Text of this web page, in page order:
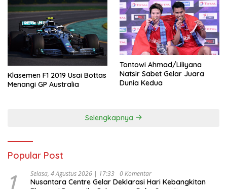
Klasemen F1 2019 Usai Bottas
Menangi GP Australia
Tontowi Ahmad/Liliyana
Natsir Sabet Gelar Juara
Dunia Kedua
Selengkapnya
Popular Post
1 Selasa, 4 Agustus 2026 | 17:33 0 Komentar
Nusantara Centre Gelar Deklarasi Hari Kebangkitan